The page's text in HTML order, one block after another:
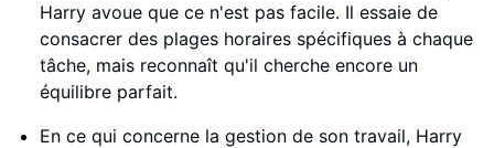
Harry avoue que ce n'est pas facile. Il essaie de
consacrer des plages horaires spécifiques à chaque
tâche, mais reconnaît qu'il cherche encore un
équilibre parfait.
En ce qui concerne la gestion de son travail, Harry